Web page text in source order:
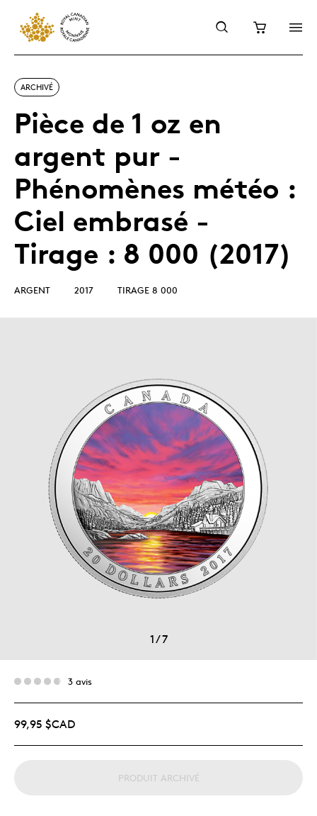
ARCHIVÉ
Pièce de 1 oz en
argent pur -
Phénomènes météo :
Ciel embrasé -
Tirage : 8 000 (2017)
ARGENT 2017 TIRAGE 8 000
1/7
3 avis
99,95 $CAD
PRODUIT ARCHIVÉ